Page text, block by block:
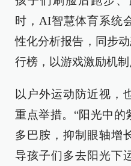
时，AI智慧体育系统
性化分析报告，同步
行榜，以游戏激励机制
以户外运动防近视，
重点举措。“阳光中的
多巴胺，抑制眼轴增
导孩子们多去阳光下